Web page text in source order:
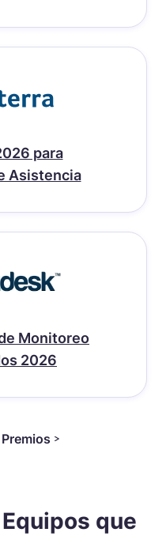
para
Asistencia
Monitoreo
2026
que